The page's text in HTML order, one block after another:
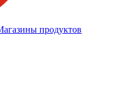
продуктов